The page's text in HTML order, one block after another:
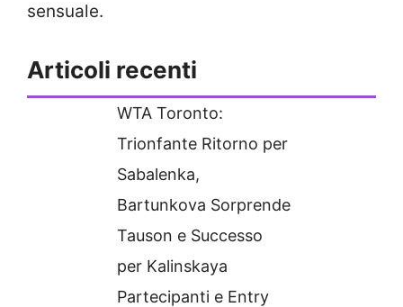
sensuale.
Articoli recenti
WTA Toronto:
Trionfante Ritorno per
Sabalenka,
Bartunkova Sorprende
Tauson e Successo
per Kalinskaya
Partecipanti e Entry